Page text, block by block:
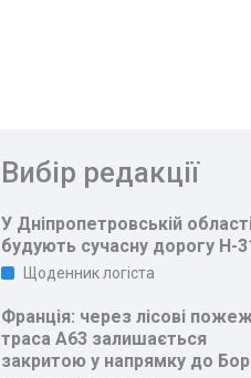
Вибір редакції
У Дніпропетровській
будують сучасну дорогу Н-
Щоденник логіста
Франція: через лісові
траса A63 залишається
закритою у напрямку до